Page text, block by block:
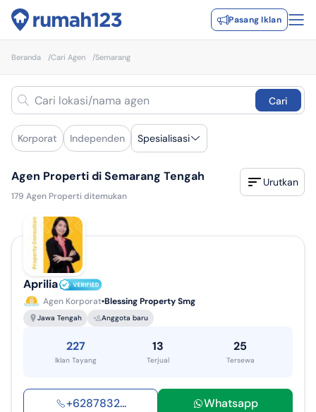
Pasang Iklan
Beranda /Cari Agen /Semarang
Cari
Korporat Independen Spesialisasi
Agen Properti di Semarang Tengah
179 Agen Properti ditemukan
Urutkan
Aprilia
Agen Korporat Blessing Property Smg
Jawa Tengah Anggota baru
227
Iklan Tayang
13
Terjual
25
Tersewa
+6287832... Whatsapp